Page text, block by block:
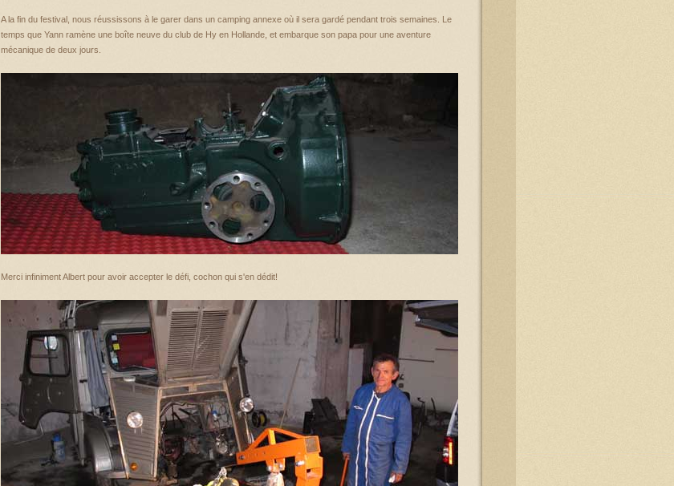
A la fin du festival, nous réussissons à le garer dans un camping annexe où il sera gardé pendant trois semaines. Le
temps que Yann ramène une boîte neuve du club de Hy en Hollande, et embarque son papa pour une aventure
mécanique de deux jours.
Merci infiniment Albert pour avoir accepter le défi, cochon qui s'en dédit!